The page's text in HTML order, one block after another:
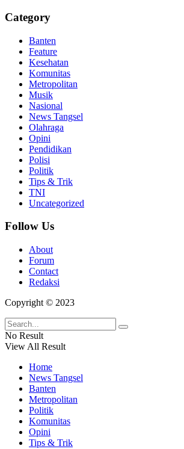
Category
Banten
Feature
Kesehatan
Komunitas
Metropolitan
Musik
Nasional
News Tangsel
Olahraga
Opini
Pendidikan
Polisi
Politik
Tips & Trik
TNI
Uncategorized
Follow Us
About
Forum
Contact
Redaksi
Copyright © 2023
No Result
View All Result
Home
News Tangsel
Banten
Metropolitan
Politik
Komunitas
Opini
Tips & Trik